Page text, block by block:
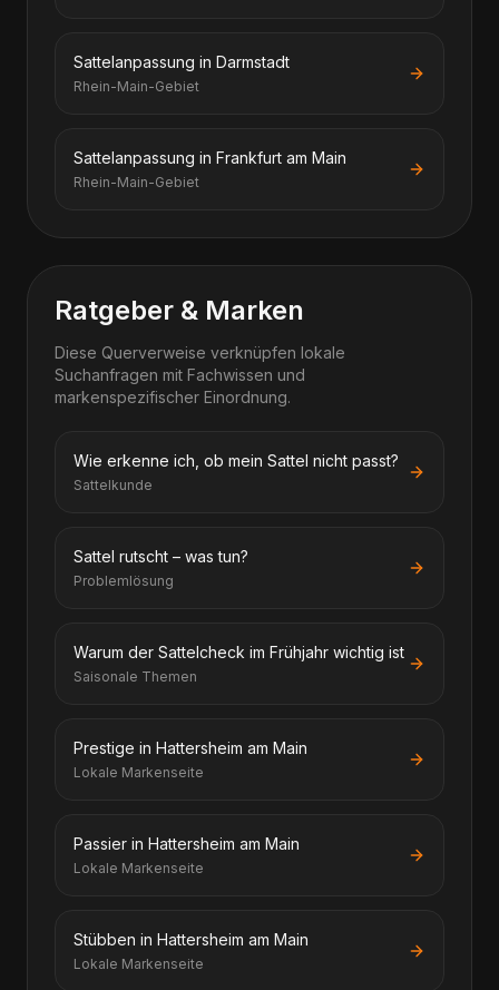
Sattelanpassung in Darmstadt
Rhein-Main-Gebiet
Sattelanpassung in Frankfurt am Main
Rhein-Main-Gebiet
Ratgeber & Marken
Diese Querverweise verknüpfen lokale
Suchanfragen mit Fachwissen und
markenspezifischer Einordnung.
Wie erkenne ich, ob mein Sattel nicht passt?
Sattelkunde
Sattel rutscht – was tun?
Problemlösung
Warum der Sattelcheck im Frühjahr wichtig ist
Saisonale Themen
Prestige in Hattersheim am Main
Lokale Markenseite
Passier in Hattersheim am Main
Lokale Markenseite
Stübben in Hattersheim am Main
Lokale Markenseite